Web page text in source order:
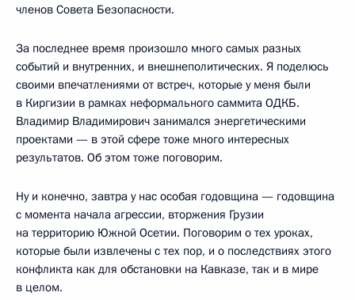
членов Совета Безопасности.
За последнее время произошло много самых разных
событий и внутренних, и внешнеполитических. Я поделюсь
своими впечатлениями от встреч, которые у меня были
в Киргизии в рамках неформального саммита ОДКБ.
Владимир Владимирович занимался энергетическими
проектами — в этой сфере тоже много интересных
результатов. Об этом тоже поговорим.
Ну и конечно, завтра у нас особая годовщина — годовщина
с момента начала агрессии, вторжения Грузии
на территорию Южной Осетии. Поговорим о тех уроках,
которые были извлечены с тех пор, и о последствиях этого
конфликта как для обстановки на Кавказе, так и в мире
в целом.